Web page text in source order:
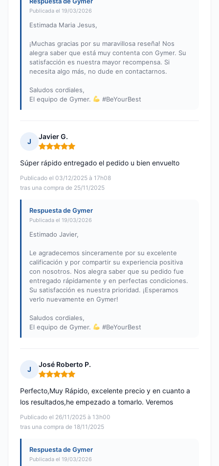
Publicada el 19/03/2026
Estimada Maria Jesus,
¡Muchas gracias por su maravillosa reseña! Nos
alegra saber que está muy contenta con Gymer. Su
satisfacción es nuestra mayor recompensa. Si
necesita algo más, no dude en contactarnos.
Saludos cordiales,
El equipo de Gymer.
#BeYourBest
J
Javier G.
Nota: 5 de 5
Publicado el 03/12/2025 à 17h08
tras una compra de 25/11/2025
Súper rápido entregado el pedido u bien envuelto
Respuesta de Gymer
Publicada el 19/03/2026
Estimado Javier,
Le agradecemos sinceramente por su excelente
calificación y por compartir su experiencia positiva
con nosotros. Nos alegra saber que su pedido fue
entregado rápidamente y en perfectas condiciones.
Su satisfacción es nuestra prioridad. ¡Esperamos
verlo nuevamente en Gymer!
Saludos cordiales,
El equipo de Gymer.
#BeYourBest
J
José Roberto P.
Nota: 5 de 5
Publicado el 26/11/2025 à 13h00
tras una compra de 18/11/2025
Perfecto,Muy Rápido, excelente precio y en cuanto a
los resultados,he empezado a tomarlo. Veremos
Respuesta de Gymer
Publicada el 19/03/2026